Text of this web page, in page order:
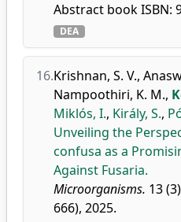
Abstract book ISBN:
DEA
16.Krishnan, S. V.,
Nampoothiri, K. M.,
Miklós, I., Király, S.,
Unveiling the
confusa as a
Against Fusaria.
Microorganisms. 13
666), 2025.